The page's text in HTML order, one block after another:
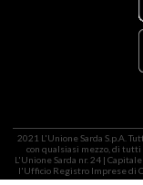
2021 L'Unione Sarda S.p.A.
con qualsiasi mezzo, di
L'Unione Sarda nr. 24 |
l'Ufficio Registro Imprese di